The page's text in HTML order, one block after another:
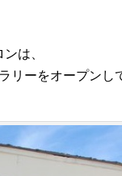
は、
リーをオープンし